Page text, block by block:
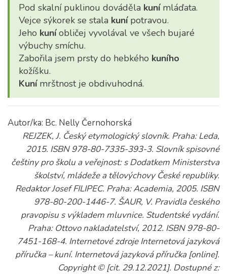
Pod skalní puklinou dováděla kunímláďata.
Vejce sýkorek se stala kunípotravou.
Jeho kuníobličej vyvolával ve všech bujaré
výbuchy smíchu.
Zabořila jsem prsty do hebkého kuního
kožíšku.
Kunímrštnost je obdivuhodná.
Autor/ka: Bc. Nelly Černohorská
REJZEK, J. Český etymologický slovník. Praha: Leda,
2015. ISBN 978-80-7335-393-3. Slovník spisovné
češtiny pro školu a veřejnost: s Dodatkem Ministerstva
školství, mládeže a tělovýchovy České republiky.
Redaktor Josef FILIPEC. Praha: Academia, 2005. ISBN
978-80-200-1446-7. ŠAUR, V. Pravidla českého
pravopisu s výkladem mluvnice. Studentské vydání.
Praha: Ottovo nakladatelství, 2012. ISBN 978-80-
7451-168-4. Internetové zdroje Internetová jazyková
příručka – kuní. Internetová jazyková příručka [online].
Copyright © [cit. 29.12.2021]. Dostupné z: